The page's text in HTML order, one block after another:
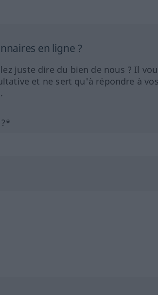
en ligne ?
juste dire du bien de nous ? Il
et ne sert qu'à répondre à